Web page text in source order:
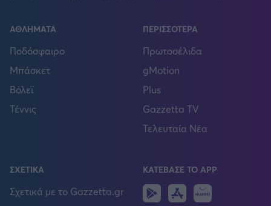
ΑΘΛΗΜΑΤΑ
Ποδόσφαιρο
Μπάσκετ
Βόλεϊ
Τέννις
ΠΕΡΙΣΣΟΤΕΡΑ
Πρωτοσέλιδα
gMotion
Plus
Gazzetta TV
Τελευταία Νέα
ΣΧΕΤΙΚΑ
Σχετικά με το Gazzetta.gr
ΚΑΤΕΒΑΣΕ ΤΟ APP
Android
IOS